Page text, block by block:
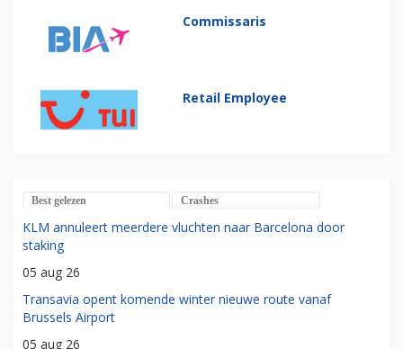
Commissaris
Retail Employee
Best gelezen Crashes
KLM annuleert meerdere vluchten naar Barcelona door
staking
05 aug 26
Transavia opent komende winter nieuwe route vanaf
Brussels Airport
05 aug 26